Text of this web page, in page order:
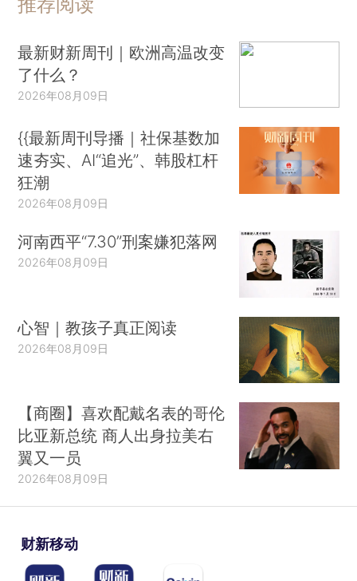
最新财新周刊｜欧洲高温改变
了什么？
2026年08月09日
{{最新周刊导播｜社保基数加
速夯实、AI“追光”、韩股杠杆
狂潮
2026年08月09日
河南西平“7.30”刑案嫌犯落网
2026年08月09日
心智｜教孩子真正阅读
2026年08月09日
【商圈】喜欢配戴名表的哥伦
比亚新总统 商人出身拉美右
翼又一员
2026年08月09日
财新移动